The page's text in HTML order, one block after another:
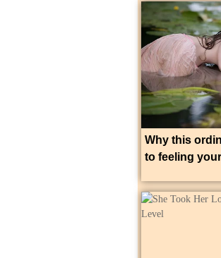
Why this
to feeling